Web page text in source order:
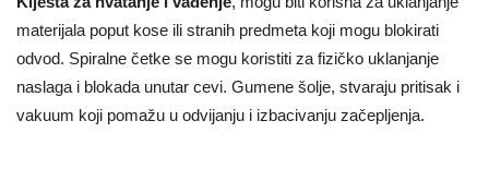
materijala poput kose ili stranih predmeta koji mogu blokirati
odvod. Spiralne četke se mogu koristiti za fizičko uklanjanje
naslaga i blokada unutar cevi. Gumene šolje, stvaraju pritisak i
vakuum koji pomažu u odvijanju i izbacivanju začepljenja.